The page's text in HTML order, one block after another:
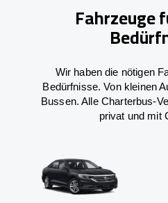
Fahrzeuge
Wir haben die nötigen
Bedürfnisse. Von kleinen
Bussen. Alle Charterbus-
privat und mit